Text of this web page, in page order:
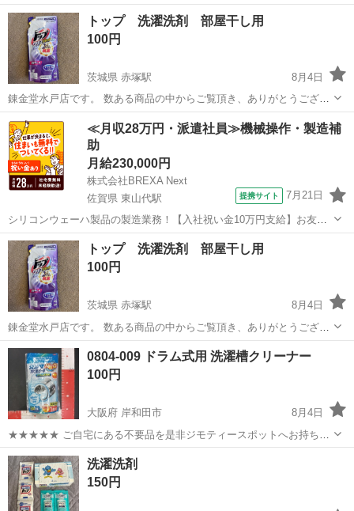
ます。 店舗の閲覧ができるようになりました！ 是非お越しください！
配送サービスもご利用可能です。 ¥3,000～より承ります。 お値引につ
きましては、店...
茨城 水戸市 赤塚駅 洗濯用品 商品
トップ 洗濯洗剤 部屋干し用
100円
茨城県 赤塚駅
8月4日
錬金堂水戸店です。 数ある商品の中からご覧頂き、ありがとうござい
ます。 店舗の閲覧ができるようになりました！ 是非お越しください！
配送サービスもご利用可能です。 ¥3,000～より承ります。 お値引につ
きましては、店...
茨城 水戸市 赤塚駅 洗濯用品 商品
≪月収28万円・派遣社員≫機械操作・製造補
助
月給230,000円
株式会社BREXA Next
佐賀県 東山代駅
提携サイト 7月21日
シリコンウェーハ製品の製造業務！【入社祝い金10万円支給】お友達
やカップルとの応募OK◎年間休日129日＆休出なしでプライベート充
実♪業務はクリーンルームで快適作業◎自社正社員登用制度あり★1食
300円～の格安食堂あり！《佐...
佐賀 伊万里市 東山代駅 その他
トップ 洗濯洗剤 部屋干し用
100円
茨城県 赤塚駅
8月4日
錬金堂水戸店です。 数ある商品の中からご覧頂き、ありがとうござい
ます。 店舗の閲覧ができるようになりました！ 是非お越しください！
配送サービスもご利用可能です。 ¥3,000～より承ります。 お値引につ
きましては、店...
茨城 水戸市 洗濯用品
0804-009 ドラム式用 洗濯槽クリーナー
100円
大阪府 岸和田市
8月4日
★★★★★ ご自宅にある不要品を是非ジモティースポットへお持ち込
みしませんか？ 家電、趣味・スポーツ・レジャー用品、こども用品、
衣料服飾品、生活雑貨、家具、本、CD・DVDなどが無料でまとめて持
ち込めます！ ※詳細はこ...
大阪 岸和田市 洗濯用品
洗濯洗剤
150円